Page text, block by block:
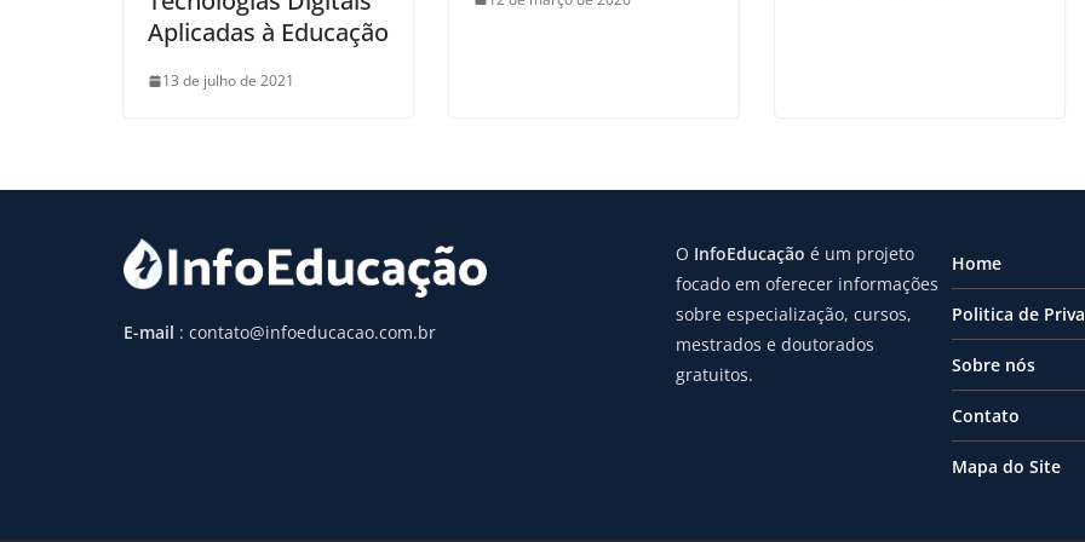
Aplicadas à Educação
13 de julho de 2021
E-mail : contato@infoeducacao.com.br
O InfoEducação é um projeto
focado em oferecer informações
sobre especialização, cursos,
mestrados e doutorados
gratuitos.
Home
Politica de
Sobre nós
Contato
Mapa do Site